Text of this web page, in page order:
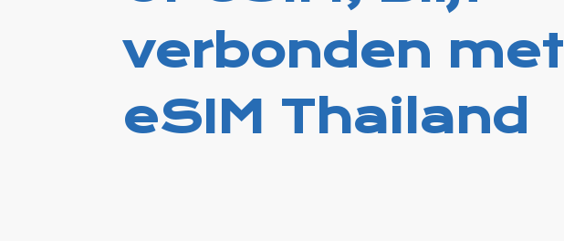
verbonden met
eSIM Thailand